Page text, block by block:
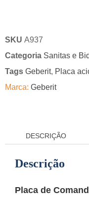
SKU A937
Categoria Sanitas e
Tags Geberit, Placa
Marca: Geberit
DESCRIÇÃO
Descrição
Placa de